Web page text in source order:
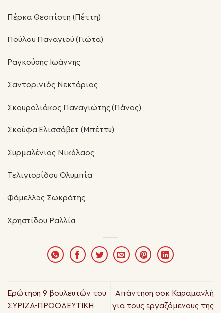
Πέρκα Θεοπίστη (Πέττη)
Πούλου Παναγιού (Γιώτα)
Ραγκούσης Ιωάννης
Σαντορινιός Νεκτάριος
Σκουρολιάκος Παναγιώτης (Πάνος)
Σκούφα Ελισσάβετ (Μπέττυ)
Συρμαλένιος Νικόλαος
Τελιγιορίδου Ολυμπία
Φάμελλος Σωκράτης
Χρηστίδου Ραλλία
Ερώτηση 9 βουλευτών του
ΣΥΡΙΖΑ-ΠΡΟΟΔΕΥΤΙΚΗ
Απάντηση σοκ Καραμανλή
για τους εργαζόμενους της